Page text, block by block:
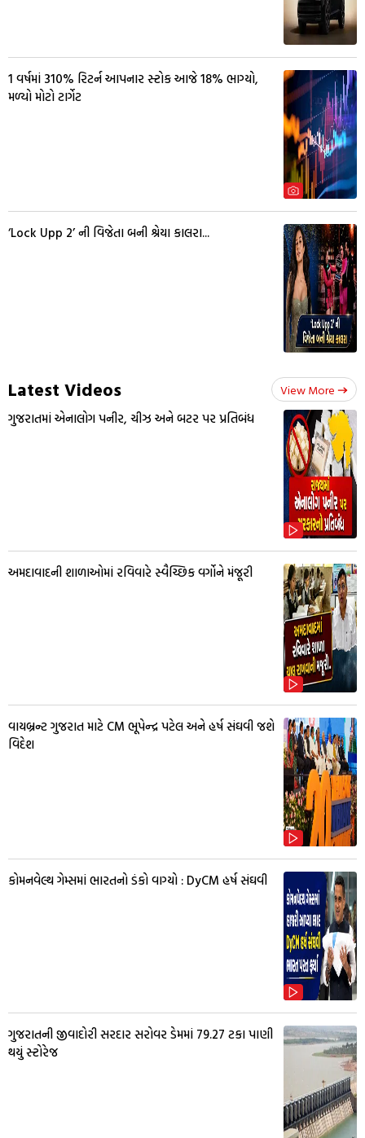
1 વર્ષમાં 310% રિટર્ન આપનાર સ્ટોક આજે 18% ભાગ્યો,
મળ્યો મોટો ટાર્ગેટ
‘Lock Upp 2’ ની વિજેતા બની શ્રેયા કાલરા...
Latest Videos View More
ગુજરાતમાં એનાલોગ પનીર, ચીઝ અને બટર પર પ્રતિબંધ
અમદાવાદની શાળાઓમાં રવિવારે સ્વૈચ્છિક વર્ગોને મંજૂરી
વાયબ્રન્ટ ગુજરાત માટે CM ભૂપેન્દ્ર પટેલ અને હર્ષ સંઘવી જશે
વિદેશ
કોમનવેલ્થ ગેમ્સમાં ભારતનો ડંકો વાગ્યો : DyCM હર્ષ સંઘવી
ગુજરાતની જીવાદોરી સરદાર સરોવર ડેમમાં 79.27 ટકા પાણી
થયું સ્ટોરેજ